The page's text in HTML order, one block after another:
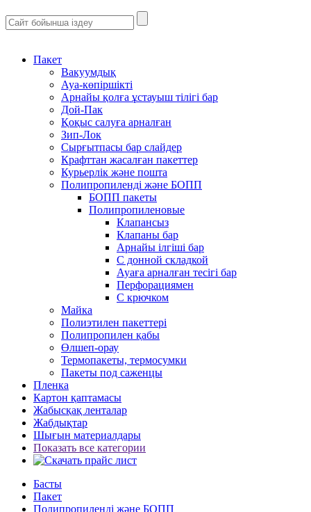
Пакет
Вакуумдық
Ауа-көпіршікті
Арнайы қолға ұстауыш тілігі бар
Дой-Пак
Қоқыс салуға арналған
Зип-Лок
Сырғытпасы бар слайдер
Крафттан жасалған пакеттер
Курьерлік және пошта
Полипропиленді және БОПП
БОПП пакеты
Полипропиленовые
Клапансыз
Клапаны бар
Арнайы ілгіші бар
С донной складкой
Ауаға арналған тесігі бар
Перфорациямен
С крючком
Майка
Полиэтилен пакеттері
Полипропилен қабы
Өлшеп-орау
Термопакеты, термосумки
Пакеты под саженцы
Пленка
Картон қаптамасы
Жабысқақ ленталар
Жабдықтар
Шығын материалдары
Показать все категории
Басты
Пакет
Полипропиленді және БОПП